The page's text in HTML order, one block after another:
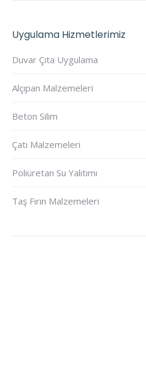
Uygulama Hizmetlerimiz
Duvar Çıta Uygulama
Alçıpan Malzemeleri
Beton Silim
Çatı Malzemeleri
Poliüretan Su Yalıtımı
Taş Fırın Malzemeleri